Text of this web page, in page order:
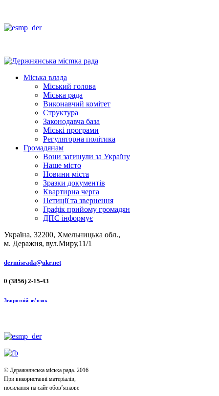
Міська влада
Міський голова
Міська рада
Виконавчий комітет
Структура
Законодавча база
Міські програми
Регуляторна політика
Громадянам
Вони загинули за Україну
Наше місто
Новини міста
Зразки документів
Квартирна черга
Петиції та звернення
Графік прийому громадян
ДПС інформує
Україна, 32200, Хмельницька обл.,
м. Деражня, вул.Миру,11/1
dermisrada@ukr.net
0 (3856) 2-15-43
Зворотній зв’язок
© Деражнянська міська рада. 2016
При використанні матеріалів,
посилання на сайт обов’язкове